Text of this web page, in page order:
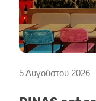
5 Αυγούστου 2026